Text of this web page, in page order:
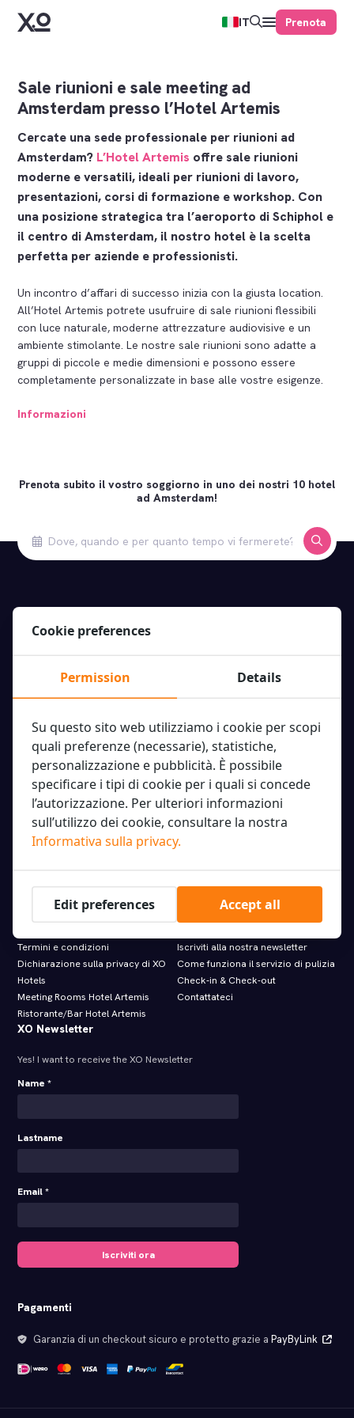
IT Prenota
Sale riunioni e sale meeting ad
Amsterdam presso l’Hotel Artemis
Cercate una sede professionale per riunioni ad
Amsterdam? L’Hotel Artemis offre sale riunioni
moderne e versatili, ideali per riunioni di lavoro,
presentazioni, corsi di formazione e workshop. Con
una posizione strategica tra l’aeroporto di Schiphol e
il centro di Amsterdam, il nostro hotel è la scelta
perfetta per aziende e professionisti.
Un incontro d’affari di successo inizia con la giusta location.
All’Hotel Artemis potrete usufruire di sale riunioni flessibili
con luce naturale, moderne attrezzature audiovisive e un
ambiente stimolante. Le nostre sale riunioni sono adatte a
gruppi di piccole e medie dimensioni e possono essere
completamente personalizzate in base alle vostre esigenze.
Informazioni
Prenota subito il vostro soggiorno in uno dei nostri 10 hotel
ad Amsterdam!
XO Hotels offre le migliori offerte
e dintorni. Prenota oggi stesso il
tuo soggiorno con noi!
Molenwerf 1
1014 AG Amsterdam
info@xohotels.com
XO Hotels Blue Tower
XO Hotels City Centre
XO Hotels Infinity
XO Hotels Park West
Hotel Artemis
Hotel Levell
Hotel Van Gogh
Tipi di camere
Elenco degli ospiti
Termini e condizioni
Dichiarazione sulla privacy di XO
Hotels
Meeting Rooms Hotel Artemis
Ristorante/Bar Hotel Artemis
Visite ed escursioni
Applicazione
Iscriviti alla nostra newsletter
Come funziona il servizio di pulizia
Check‑in & Check‑out
Contattateci
XO Newsletter
Yes! I want to receive the XO Newsletter
Name *
Lastname
Email *
Iscriviti ora
Pagamenti
Garanzia di un checkout sicuro e protetto grazie aPayByLink
Cookie preferences
Permission Details
Su questo sito web utilizziamo i cookie per scopi
quali preferenze (necessarie), statistiche,
personalizzazione e pubblicità. È possibile
specificare i tipi di cookie per i quali si concede
l’autorizzazione. Per ulteriori informazioni
sull’utilizzo dei cookie, consultare la nostra
Informativa sulla privacy.
Edit preferences Accept all